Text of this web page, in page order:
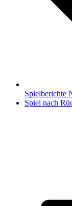
Spielberichte
Spiel nach